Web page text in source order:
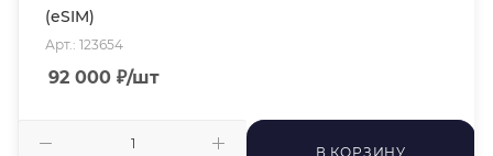
(eSIM)
Арт.: 123654
92 000 ₽/шт
В КОРЗИНУ